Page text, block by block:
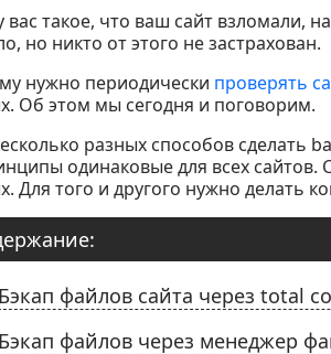
вас такое, что ваш сайт взломали,
но никто от этого не застрахован.
нужно периодически проверять
Об этом мы сегодня и поговорим.
разных способов сделать
одинаковые для всех сайтов.
Для того и другого нужно делать
файлов сайта через total
файлов через менеджер